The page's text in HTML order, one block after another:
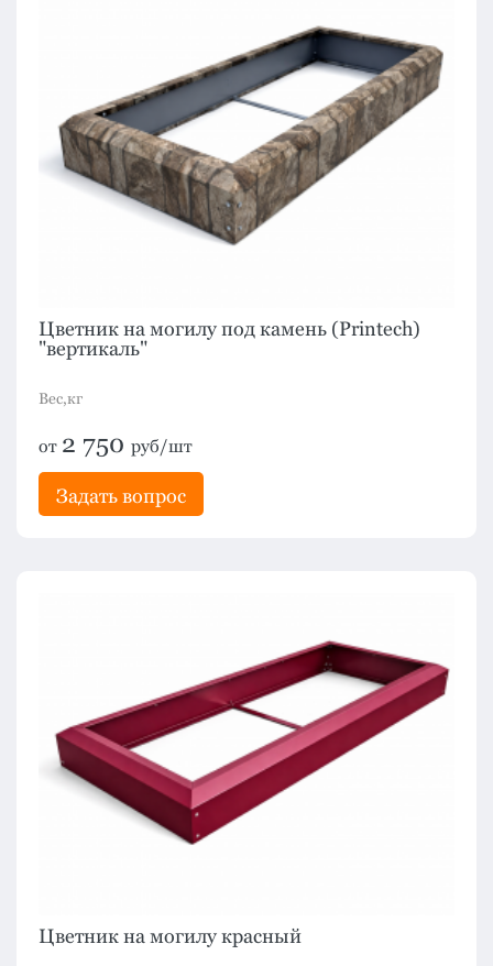
Цветник на могилу под камень (Printech)
"вертикаль"
Вес,кг
от 2 750 руб/шт
Задать вопрос
Цветник на могилу красный